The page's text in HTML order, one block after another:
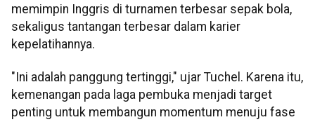
memimpin Inggris di turnamen terbesar sepak bola,
sekaligus tantangan terbesar dalam karier
kepelatihannya.
"Ini adalah panggung tertinggi," ujar Tuchel. Karena itu,
kemenangan pada laga pembuka menjadi target
penting untuk membangun momentum menuju fase